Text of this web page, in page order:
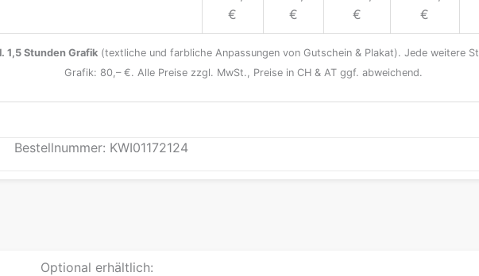
€
€
€
€
1,5 Stunden Grafik (textliche und farbliche Anpassungen von Gutschein & Plakat). Jede weitere
Grafik: 80,– €. Alle Preise zzgl. MwSt., Preise in CH & AT ggf. abweichend.
Bestellnummer: KWI01172124
Optional erhältlich: